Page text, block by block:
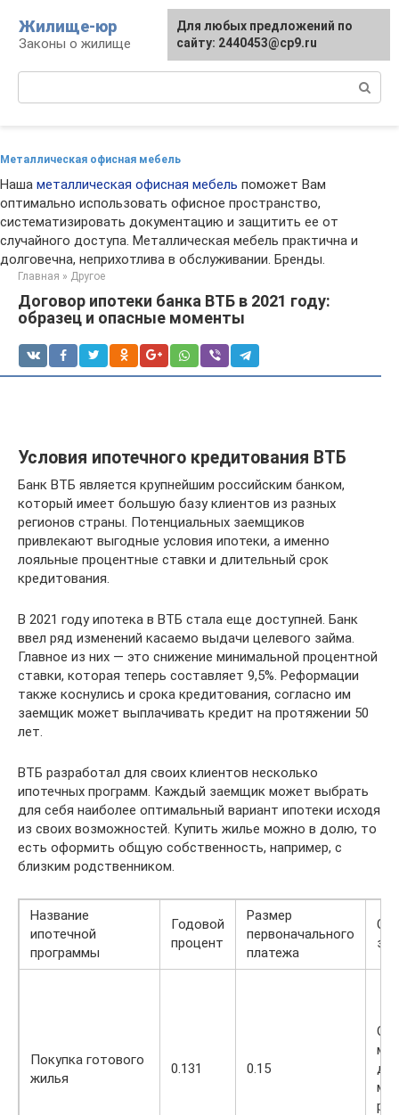
контенту
Жилище-юр
Законы о жилище
Металлическая офисная мебель
Наша металлическая офисная мебель поможет Вам
оптимально использовать офисное пространство,
систематизировать документацию и защитить ее от
случайного доступа. Металлическая мебель практична и
долговечна, неприхотлива в обслуживании. Бренды.
Главная » Другое
Договор ипотеки банка ВТБ в 2021 году:
образец и опасные моменты
Условия ипотечного кредитования ВТБ
Банк ВТБ является крупнейшим российским банком,
который имеет большую базу клиентов из разных
регионов страны. Потенциальных заемщиков
привлекают выгодные условия ипотеки, а именно
лояльные процентные ставки и длительный срок
кредитования.
В 2021 году ипотека в ВТБ стала еще доступней. Банк
ввел ряд изменений касаемо выдачи целевого займа.
Главное из них — это снижение минимальной процентной
ставки, которая теперь составляет 9,5%. Реформации
также коснулись и срока кредитования, согласно им
заемщик может выплачивать кредит на протяжении 50
лет.
ВТБ разработал для своих клиентов несколько
ипотечных программ. Каждый заемщик может выбрать
для себя наиболее оптимальный вариант ипотеки исходя
из своих возможностей. Купить жилье можно в долю, то
есть оформить общую собственность, например, с
близким родственником.
Название
ипотечной
программы
Годовой
процент
Размер
первоначального
платежа
Покупка готового
жилья
0.131 0.15
От
до
Для любых предложений по
сайту: 2440453@cp9.ru